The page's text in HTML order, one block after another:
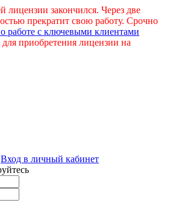
лицензии закончился. Через две
прекратит свою работу. Срочно
работе с ключевыми клиентами
для приобретения лицензии на
Вход в личный кабинет